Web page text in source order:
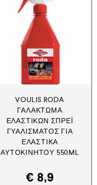
VOULIS RODA
ΓΑΛΆΚΤΩΜΑ
ΕΛΑΣΤΙΚΏΝ ΣΠΡΈΙ
ΓΥΑΛΊΣΜΑΤΟΣ ΓΙΑ
ΕΛΑΣΤΙΚΆ
ΑΥΤΟΚΙΝΉΤΟΥ 550ML
€ 8,9